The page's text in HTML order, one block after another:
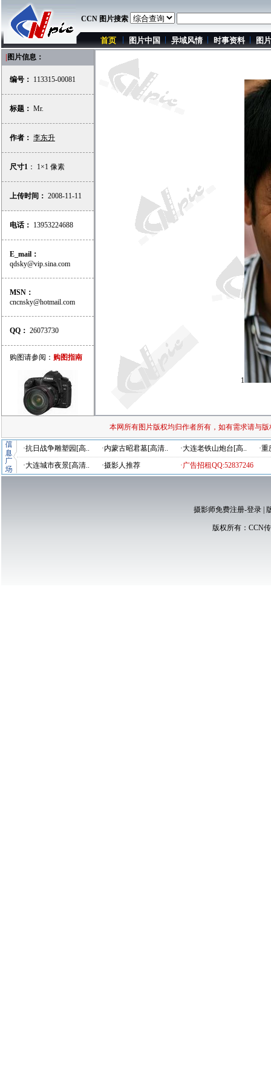
CCN 图片搜索
首页 图片中国 异域风情 时事资料 图
图片信息：
编号： 113315-00081
标题： Mr.
作者： 李东升
尺寸1 ： 1×1 像素
上传时间： 2008-11-11
电话： 13953224688
E_mail：
qdsky@vip.sina.com
MSN：
cncnsky@hotmail.com
QQ： 26073730
购图请参阅： 购图指南
1
本网所有图片版权均归作者所有，如有需求请与
·抗日战争雕塑园[高.. ·内蒙古昭君墓[高清.. ·大连老铁山炮台[高..
·
·大连城市夜景[高清..
·摄影人推荐 ·广告招租QQ:52837246
摄影师免费注册-登录|
版权所有： CCN